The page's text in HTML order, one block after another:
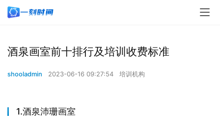
酒泉画室前十排行及培训收费标准
shooladmin 2023-06-16 09:27:54 培训机构
1.酒泉沛珊画室